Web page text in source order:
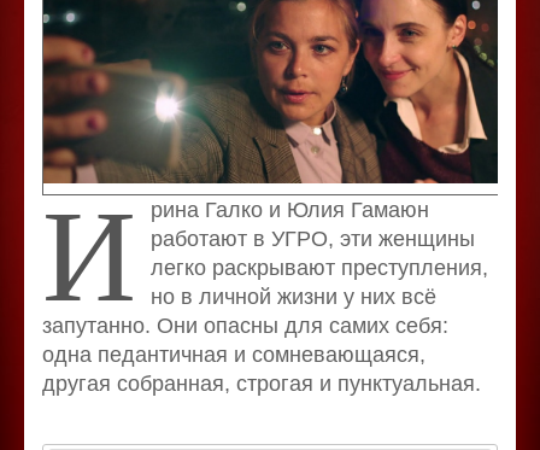
И
рина Галко и Юлия Гамаюн
работают в УГРО, эти женщины
легко раскрывают преступления,
но в личной жизни у них всё
запутанно. Они опасны для самих себя:
одна педантичная и сомневающаяся,
другая собранная, строгая и пунктуальная.